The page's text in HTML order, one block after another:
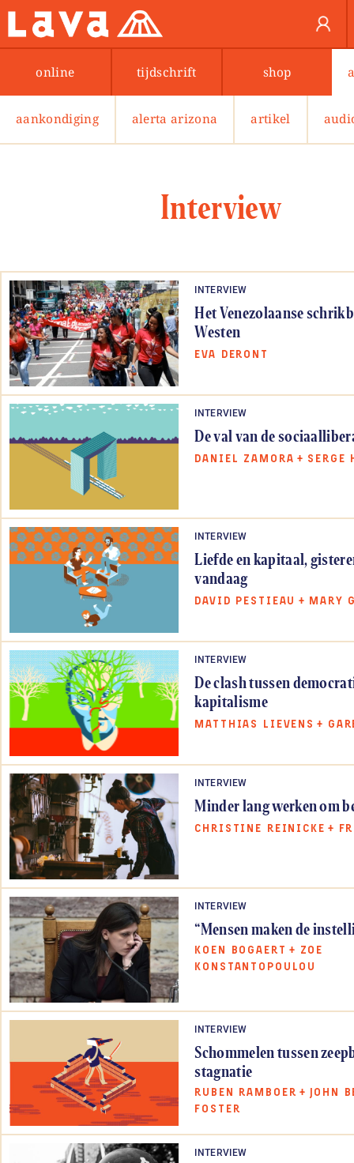
online tijdschrift shop
aankondiging alerta arizona artikel
Interview
INTERVIEW
Het Venezolaanse
Westen
EVA DERONT
INTERVIEW
De val van de
DANIEL ZAMORA +
INTERVIEW
Liefde en kapitaal,
vandaag
DAVID PESTIEAU + MARY
INTERVIEW
De clash tussen
kapitalisme
MATTHIAS LIEVENS +
INTERVIEW
Minder lang werken om
CHRISTINE REINICKE +
INTERVIEW
“Mensen maken de
KOEN BOGAERT + ZOE
KONSTANTOPOULOU
INTERVIEW
Schommelen tussen
stagnatie
RUBEN RAMBOER +
JOHN
FOSTER
INTERVIEW